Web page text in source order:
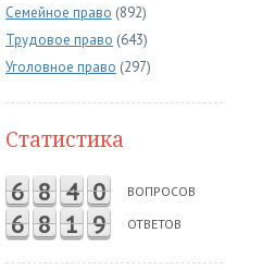
Семейное право (892)
Трудовое право (643)
Уголовное право (297)
Статистика
6 8 4 0 ВОПРОСОВ
6 8 1 9 ОТВЕТОВ